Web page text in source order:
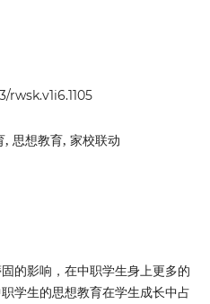
, 思想教育, 家校联动
的影响，在中职学生身上更多的
学生的思想教育在学生成长中占